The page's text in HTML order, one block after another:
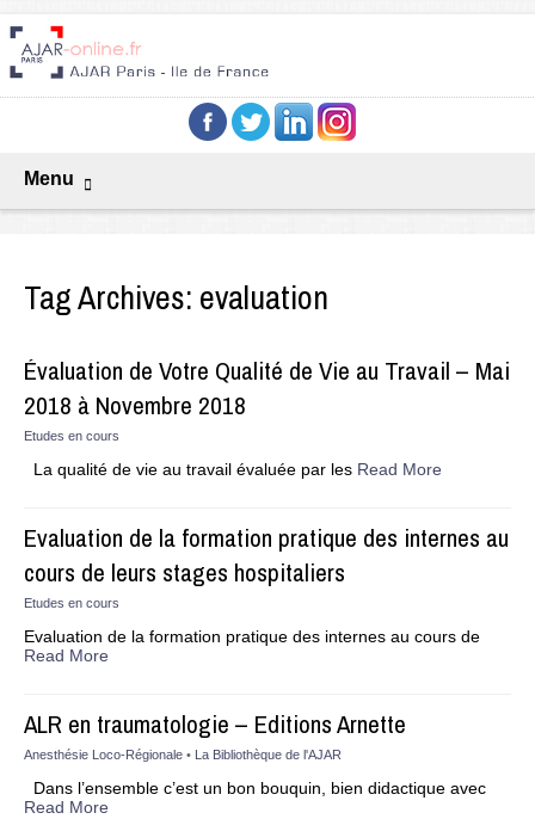
Menu
Tag Archives: evaluation
Évaluation de Votre Qualité de Vie au Travail – Mai
2018 à Novembre 2018
Etudes en cours
La qualité de vie au travail évaluée par les Read More
Evaluation de la formation pratique des internes au
cours de leurs stages hospitaliers
Etudes en cours
Evaluation de la formation pratique des internes au cours de
Read More
ALR en traumatologie – Editions Arnette
Anesthésie Loco-Régionale • La Bibliothèque de l'AJAR
Dans l’ensemble c’est un bon bouquin, bien didactique avec
Read More